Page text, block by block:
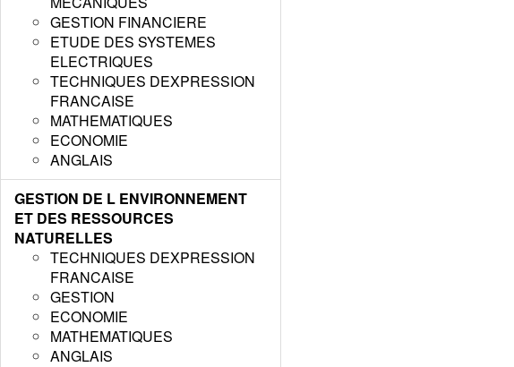
GESTION FINANCIERE
ETUDE DES SYSTEMES
ELECTRIQUES
TECHNIQUES DEXPRESSION
FRANCAISE
MATHEMATIQUES
ECONOMIE
ANGLAIS
GESTION DE L ENVIRONNEMENT
ET DES RESSOURCES
NATURELLES
TECHNIQUES DEXPRESSION
FRANCAISE
GESTION
ECONOMIE
MATHEMATIQUES
ANGLAIS